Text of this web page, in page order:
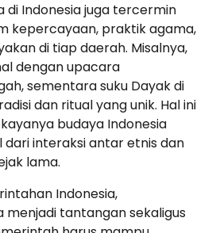
di Indonesia juga tercermin
kepercayaan, praktik agama,
di tiap daerah. Misalnya,
dengan upacara
sementara suku Dayak di
dan ritual yang unik. Hal ini
budaya Indonesia
dari interaksi antar etnis dan
lama.
Indonesia,
tantangan sekaligus